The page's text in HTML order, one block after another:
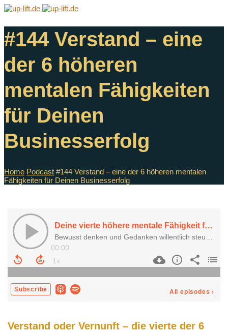
#144 Verstand – eine
der 6 höheren
mentalen Fähigkeiten
für Deinen
Businesserfolg
Home Podcast #144 Verstand – eine der 6 höheren mentalen
Fähigkeiten für Deinen Businesserfolg
Verstand oder Vernunft – die vierte der 6